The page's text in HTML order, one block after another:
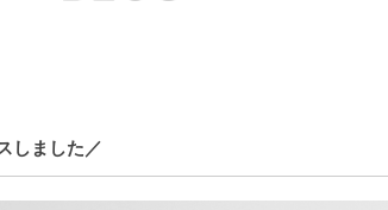
しました／